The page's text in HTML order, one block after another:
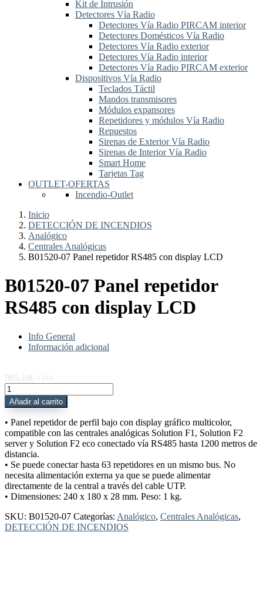
Kit de Intrusión
Detectores Vía Radio
Detectores Vía Radio PIRCAM interior
Detectores Domésticos Vía Radio
Detectores Vía Radio exterior
Detectores Vía Radio interior
Detectores Vía Radio PIRCAM exterior
Dispositivos Vía Radio
Teclados Táctil
Mandos transmisores
Módulos expansores
Repetidores y módulos Vía Radio
Repuestos
Sirenas de Exterior Vía Radio
Sirenas de Interior Vía Radio
Smart Home
Tarjetas Tag
OUTLET-OFERTAS
Incendio-Outlet
Inicio
DETECCIÓN DE INCENDIOS
Analógico
Centrales Analógicas
B01520-07 Panel repetidor RS485 con display LCD
B01520-07 Panel repetidor
RS485 con display LCD
Info General
Información adicional
985,48€ + IVA
B01520-
07
Panel
repetidor
RS485
con
display
LCD
cantidad
Añadir al carrito
• Panel repetidor de perfil bajo con display gráfico multicolor,
compatible con las centrales analógicas Solution F1, Solution F2
server y Solution F2 eco conectado vía RS485 hasta 1200 metros de
distancia.
• Se puede conectar hasta 63 repetidores en un mismo bus. No
necesita alimentación externa ya que se puede alimentar
directamente de la central a través del cable UTP.
• Dimensiones: 240 x 180 x 28 mm. Peso: 1 kg.
SKU: B01520-07 Categorías: Analógico, Centrales Analógicas,
DETECCIÓN DE INCENDIOS